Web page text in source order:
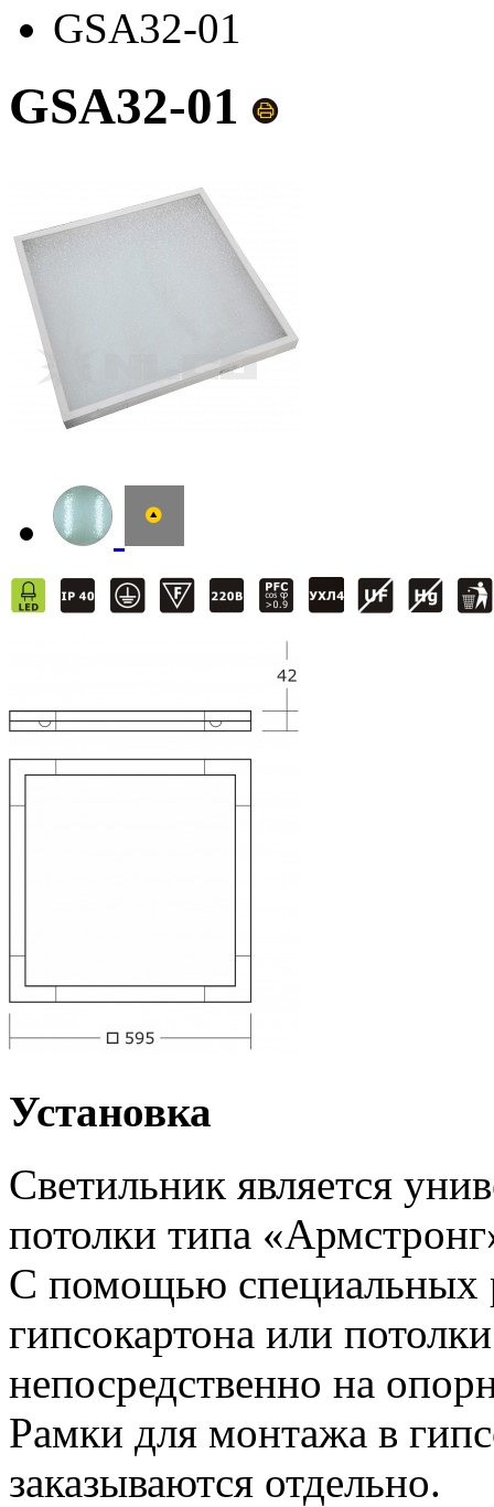
GSA32-01
GSA32-01
Установка
Светильник является
потолки типа
С помощью специальных
гипсокартона или
непосредственно на
Рамки для монтажа в
заказываются отдельно.